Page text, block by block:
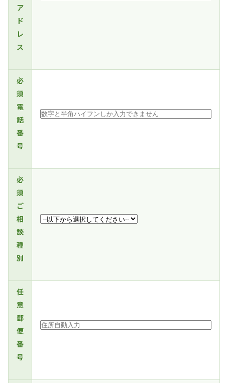
ア
ド
レ
ス
必
須
電
話
番
号
必
須
ご
相
談
種
別
任
意
郵
便
番
号